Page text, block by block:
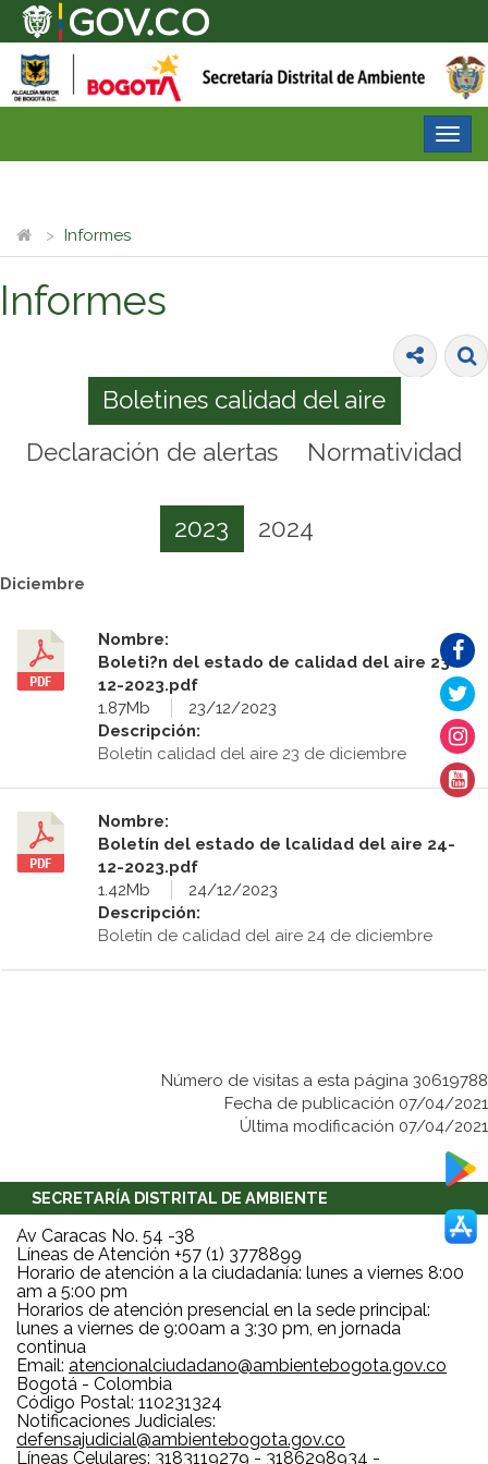
Informes
Informes
Boletines calidad del aire
Declaración de alertas
Normatividad
2023 2024
Diciembre
Nombre:
Boleti?n del estado de calidad del aire 23-
12-2023.pdf
1.87Mb
23/12/2023
Descripción:
Boletín calidad del aire 23 de diciembre
Nombre:
Boletín del estado de lcalidad del aire 24-
12-2023.pdf
1.42Mb
24/12/2023
Descripción:
Boletín de calidad del aire 24 de diciembre
Número de visitas a esta página 30619788
Fecha de publicación 07/04/2021
Última modificación 07/04/2021
SECRETARÍA DISTRITAL DE AMBIENTE
Av Caracas No. 54 -38
Líneas de Atención +57 (1) 3778899
Horario de atención a la ciudadanía: lunes a viernes 8:00
am a 5:00 pm
Horarios de atención presencial en la sede principal:
lunes a viernes de 9:00am a 3:30 pm, en jornada
continua
Email: atencionalciudadano@ambientebogota.gov.co
Bogotá - Colombia
Código Postal: 110231324
Notificaciones Judiciales:
defensajudicial@ambientebogota.gov.co
Líneas Celulares: 3183119279 - 3186298934 -